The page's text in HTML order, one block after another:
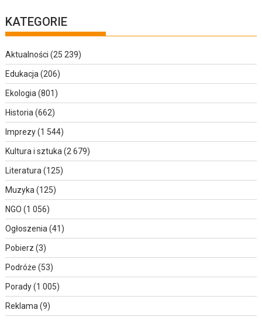
KATEGORIE
Aktualności (25 239)
Edukacja (206)
Ekologia (801)
Historia (662)
Imprezy(1 544)
Kultura i sztuka (2 679)
Literatura (125)
Muzyka (125)
NGO (1 056)
Ogłoszenia (41)
Pobierz (3)
Podróże (53)
Porady(1 005)
Reklama (9)